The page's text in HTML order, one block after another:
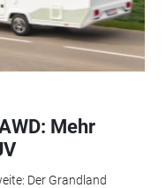
Mehr
Der Grandland